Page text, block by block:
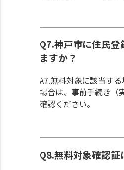
Q7.神戸市に住民
ますか？
A7.無料対象に該当す
場合は、事前手続き（
確認ください。
Q8.無料対象確認